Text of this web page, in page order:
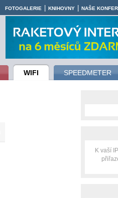
WIFI SPEEDMETER
FOTOGALERIE KNIHOVNY NAŠE
K vaší